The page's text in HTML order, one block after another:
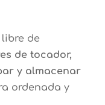
de
de tocador,
y almacenar
ordenada y